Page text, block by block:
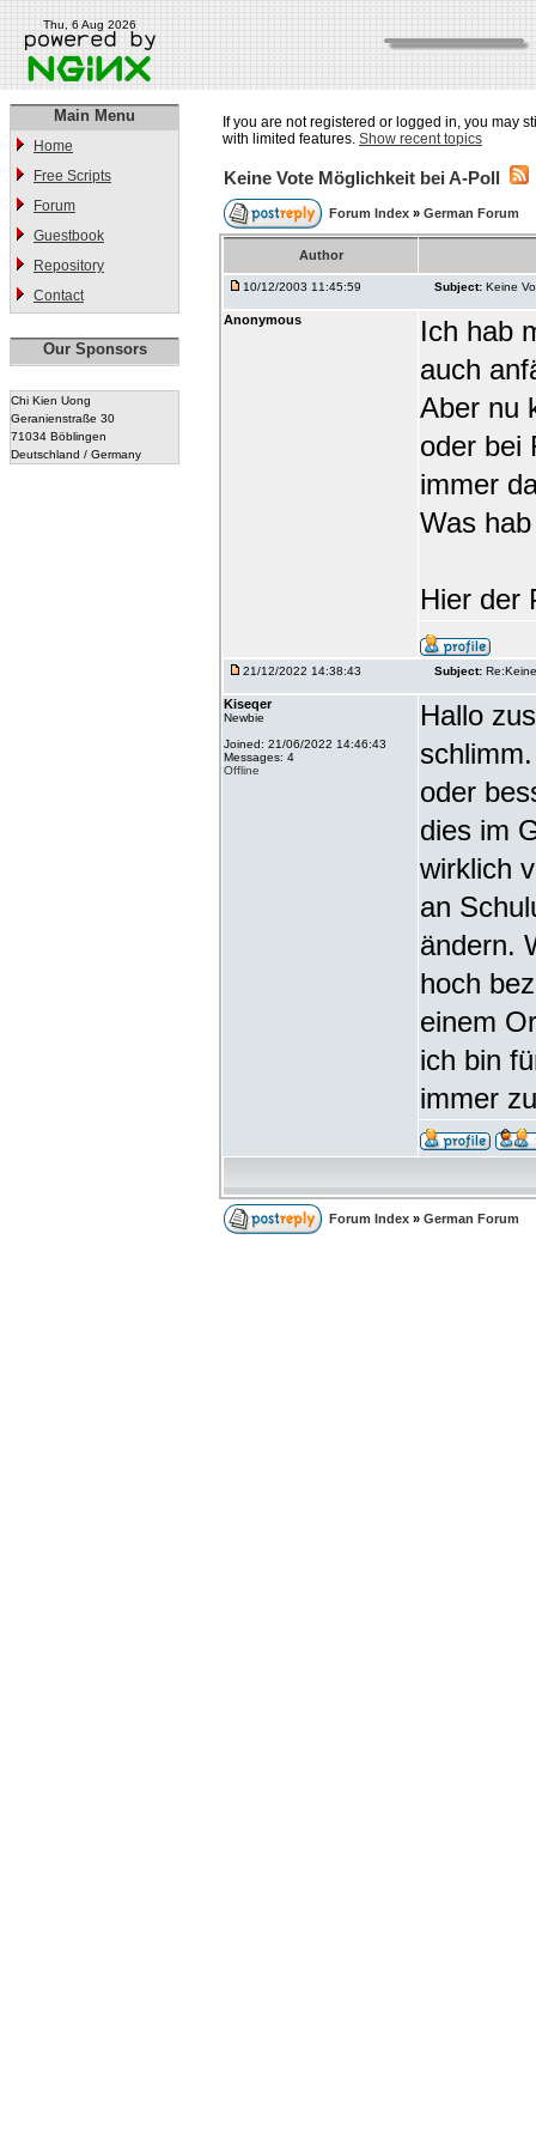
Thu, 6 Aug 2026
Main Menu
Home
Free Scripts
Forum
Guestbook
Repository
Contact
Our Sponsors
Chi Kien Uong
Geranienstraße 30
71034 Böblingen
Deutschland / Germany
If you are not registered or logged in, you may
with limited features. Show recent topics
Keine Vote Möglichkeit bei A-Poll
Forum Index » German Forum
Author
10/12/2003 11:45:59 Subject: Keine
Anonymous
Ich hab
auch
Aber nu
oder bei
immer
Was
Hier der
21/12/2022 14:38:43 Subject:
Kiseqer
Newbie
Joined: 21/06/2022 14:46:43
Messages: 4
Offline
Hallo
oder
dies im
wirklich
an
ändern.
hoch
einem
ich bin
immer
Forum Index » German Forum